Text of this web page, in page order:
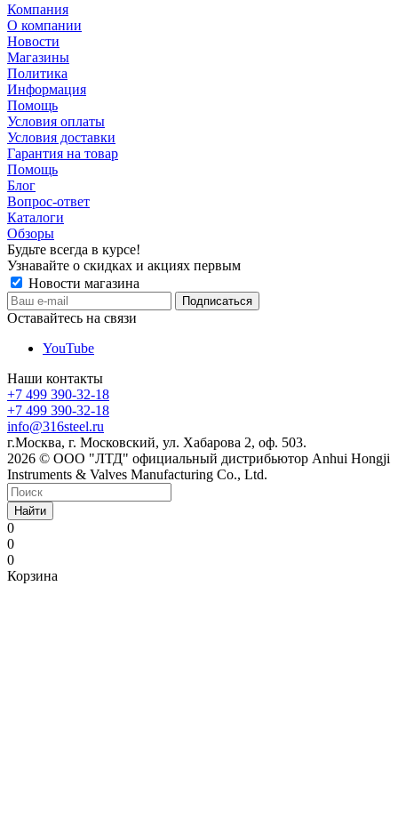
Компания
О компании
Новости
Магазины
Политика
Информация
Помощь
Условия оплаты
Условия доставки
Гарантия на товар
Помощь
Блог
Вопрос-ответ
Каталоги
Обзоры
Будьте всегда в курсе!
Узнавайте о скидках и акциях первым
Новости магазина
Оставайтесь на связи
YouTube
Наши контакты
+7 499 390-32-18
+7 499 390-32-18
info@316steel.ru
г.Москва, г. Московский, ул. Хабарова 2, оф. 503.
2026 © ООО "ЛТД" официальный дистрибьютор Anhui Hongji
Instruments & Valves Manufacturing Co., Ltd.
Найти
0
0
0
Корзина